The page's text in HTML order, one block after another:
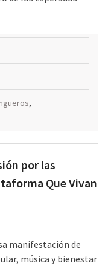
,
por las
Que Vivan
manifestación de
música y bienestar